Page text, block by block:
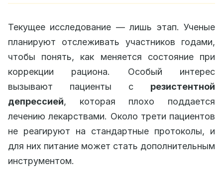
Текущее исследование — лишь этап. Ученые
планируют отслеживать участников годами,
чтобы понять, как меняется состояние при
коррекции рациона. Особый интерес
вызывают пациенты с резистентной
депрессией, которая плохо поддается
лечению лекарствами. Около трети пациентов
не реагируют на стандартные протоколы, и
для них питание может стать дополнительным
инструментом.